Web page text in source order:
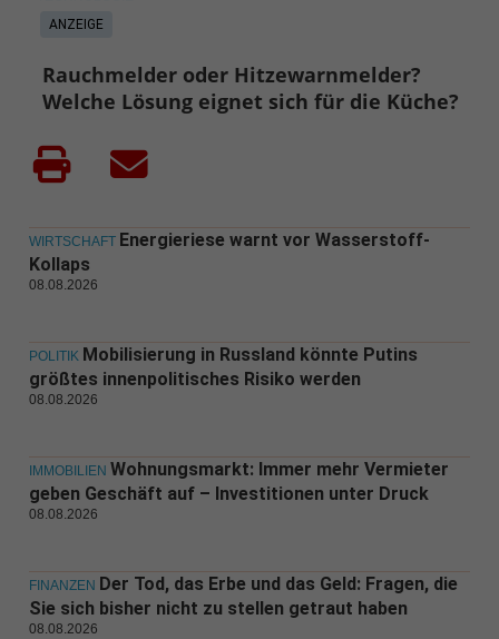
ANZEIGE
Rauchmelder oder Hitzewarnmelder?
Welche Lösung eignet sich für die Küche?
WIRTSCHAFT Energieriese warnt vor Wasserstoff-
Kollaps
08.08.2026
POLITIK Mobilisierung in Russland könnte Putins
größtes innenpolitisches Risiko werden
08.08.2026
IMMOBILIEN Wohnungsmarkt: Immer mehr Vermieter
geben Geschäft auf – Investitionen unter Druck
08.08.2026
FINANZEN Der Tod, das Erbe und das Geld: Fragen, die
Sie sich bisher nicht zu stellen getraut haben
08.08.2026